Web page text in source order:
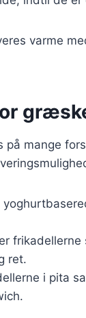
varme
mange
ret.
i pita